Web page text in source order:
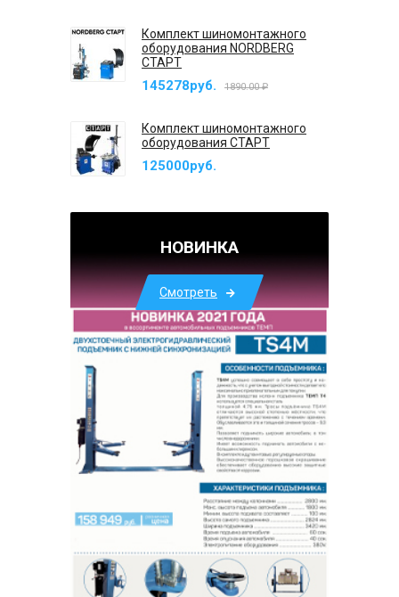
Комплект шиномонтажного
оборудования NORDBERG
СТАРТ
145278руб. 1890.00 ₽
Комплект шиномонтажного
оборудования СТАРТ
125000руб.
НОВИНКА
Смотреть